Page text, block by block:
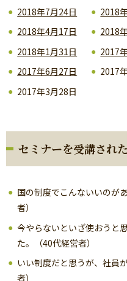
2018年7月24日
2018
2018年4月17日
2018
2018年1月31日
2017
2017年6月27日
2017
2017年3月28日
セミナーを受講され
国の制度でこんないいのが
者）
今やらないといざ使おうと
た。（40代経営者）
いい制度だと思うが、社員
者）